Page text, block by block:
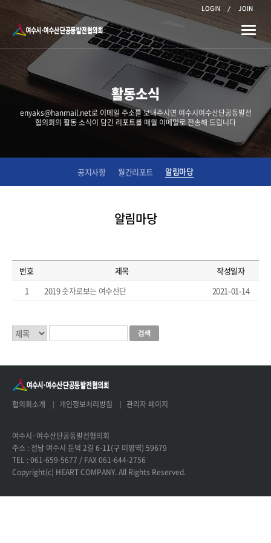
LOGIN JOIN
Toggle
활동소식
enyaks@hanmail.net로 이메일 주소를 보내주시면 여수시여수산단공동발전
협의회의 활동 소식이 담긴 리포트를 매월 이메일로 전송해 드립니다
공지사항 월간리포트 알림마당
알림마당
번호 제목
작성일자
1
2019 숫자로보는 여수산단 2021-01-14
협의회소개 개인정보처리방침 관리자 페이지
여수시·여수산단공동발전협의회
주소 : 전남 여수시 둔덕 2길 6-11(구 미평역) 59679
TEL : 061-659-5677 / FAX 061-644-2756
Copyright(c) HEART COMPANY. All Rights Reserved.